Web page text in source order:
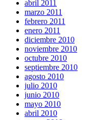
abril 2011
marzo 2011
febrero 2011
enero 2011
diciembre 2010
noviembre 2010
octubre 2010
septiembre 2010
agosto 2010
julio 2010
junio 2010
mayo 2010
abril 2010